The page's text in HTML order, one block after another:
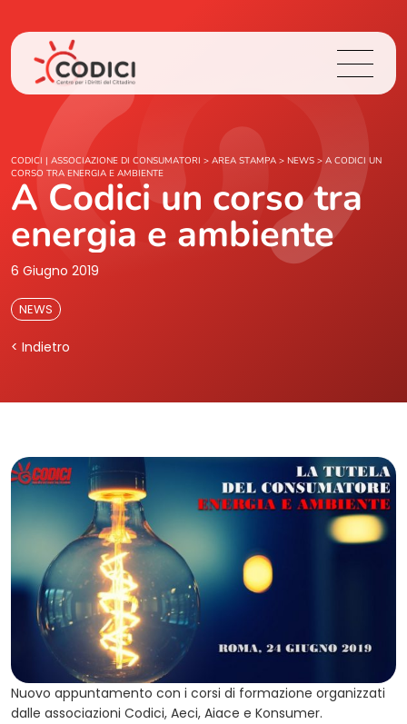
Chi Siamo
Cosa Facciamo
Area Stampa
CODICI | ASSOCIAZIONE DI CONSUMATORI > AREA STAMPA > NEWS > A CODICI UN
CORSO TRA ENERGIA E AMBIENTE
A Codici un corso tra
energia e ambiente
6 Giugno 2019
NEWS
< Indietro
Nuovo appuntamento con i corsi di formazione organizzati
dalle associazioni Codici, Aeci, Aiace e Konsumer.